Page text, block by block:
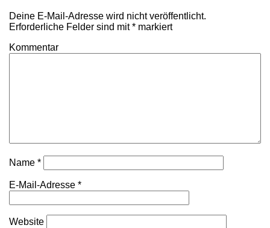
Deine E-Mail-Adresse wird nicht veröffentlicht.
Erforderliche Felder sind mit* markiert
Kommentar
Name *
E-Mail-Adresse *
Website